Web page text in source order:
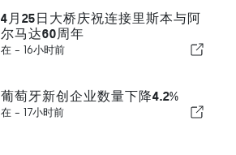
4月25日大桥庆祝连接里斯本与阿
尔马达60周年
在 - 16小时前
葡萄牙新创企业数量下降4.2%
在 - 17小时前